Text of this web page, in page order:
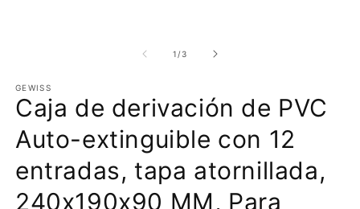
una
ventana
modal
1 /de
3
GEWISS
Caja de derivación de PVC
Auto-extinguible con 12
entradas, tapa atornillada,
240x190x90 MM, Para